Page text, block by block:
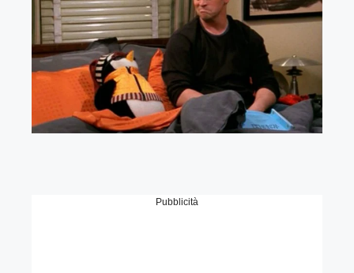
Pubblicità